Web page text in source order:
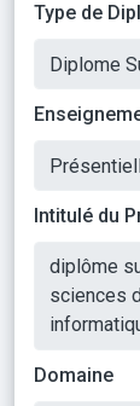
Type de
Intitulé du
Domaine